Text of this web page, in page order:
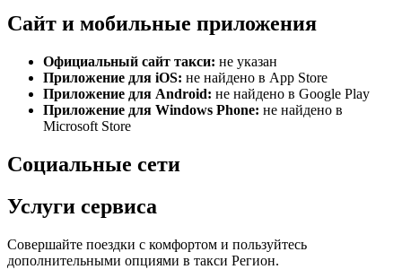
Сайт и мобильные приложения
Официальный сайт такси: не указан
Приложение для iOS: не найдено в App Store
Приложение для Android: не найдено в Google Play
Приложение для Windows Phone: не найдено в
Microsoft Store
Социальные сети
Услуги сервиса
Совершайте поездки с комфортом и пользуйтесь
дополнительными опциями в такси Регион.